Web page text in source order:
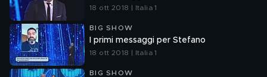
18 ott 2018 | Italia 1
BIG SHOW
I primi messaggi per Stefano
18 ott 2018 | Italia 1
BIG SHOW